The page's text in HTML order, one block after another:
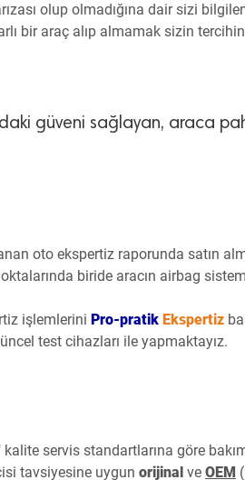
olup olmadığına dair sizi
bir araç alıp almamak sizin
güveni sağlayan, araca
oto ekspertiz raporunda satın
biride aracın airbag
işlemlerini Pro-pratik Ekspertiz
test cihazları ile yapmaktayız.
kalite servis standartlarına göre
tavsiyesine uygun orijinal ve OEM